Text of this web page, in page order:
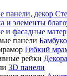
Гибкий
3D панели